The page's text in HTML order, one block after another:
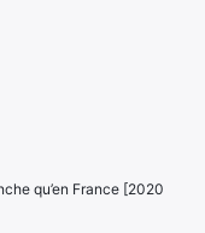
qu’en France [2020